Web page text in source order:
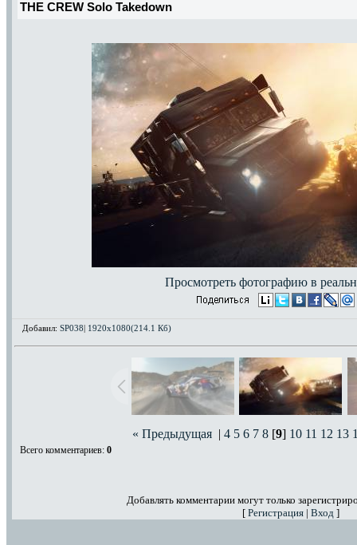
THE CREW Solo Takedown
Просмотреть фотографию в
Добавил: SP038| 1920x1080(214.1 Кб)
« Предыдущая| 4 5 6 7 8[9] 10 11 12 13
Всего комментариев: 0
Добавлять комментарии могут только
[ Регистрация | Вход ]